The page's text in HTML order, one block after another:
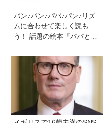
パン♪パン♪パパ♪パン♪リズ
ムに合わせて楽しく読も
う！ 話題の絵本『パパとパ
ット・サニーブックスさん
に聞く子育てと絵本づくり